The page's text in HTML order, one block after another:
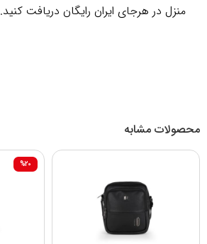
منزل در هرجای ایران رایگان دریافت کنید.
محصولات مشابه
%20